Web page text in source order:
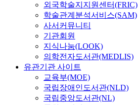
외국학술지지원센터(FRIC)
학술관계분석서비스(SAM)
사서커뮤니티
기관회원
지식나눔(LOOK)
의학전자도서관(MEDLIS)
유관기관 사이트
교육부(MOE)
국립장애인도서관(NLD)
국립중앙도서관(NL)